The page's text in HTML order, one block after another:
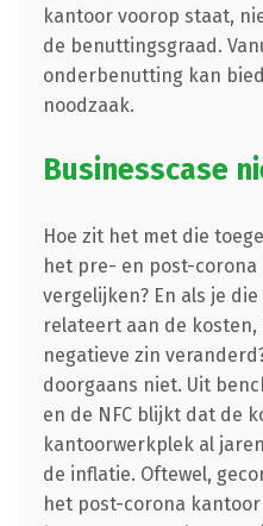
kantoor voorop staat,
de benuttingsgraad.
onderbenutting kan
noodzaak.
Businesscase
Hoe zit het met die
het pre- en post-
vergelijken? En als je
relateert aan de kosten,
negatieve zin
doorgaans niet. Uit
en de NFC blijkt dat de
kantoorwerkplek al
de inflatie. Oftewel,
het post-corona